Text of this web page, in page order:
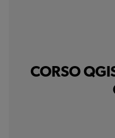
CORSO